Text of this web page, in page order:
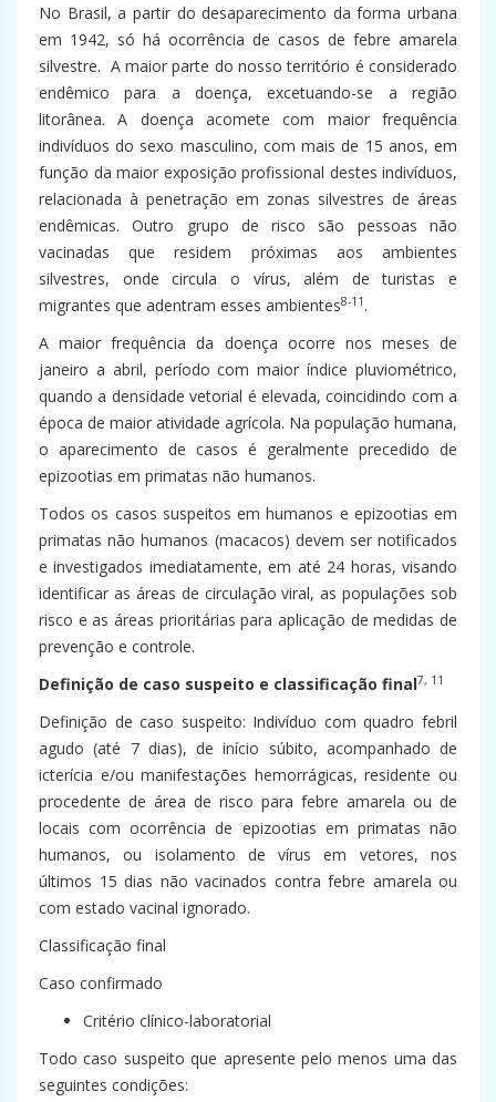
No Brasil, a partir do desaparecimento da forma urbana
em 1942, só há ocorrência de casos de febre amarela
silvestre. A maior parte do nosso território é considerado
endêmico para a doença, excetuando-se a região
litorânea. A doença acomete com maior frequência
indivíduos do sexo masculino, com mais de 15 anos, em
função da maior exposição profissional destes indivíduos,
relacionada à penetração em zonas silvestres de áreas
endêmicas. Outro grupo de risco são pessoas não
vacinadas que residem próximas aos ambientes
silvestres, onde circula o vírus, além de turistas e
migrantes que adentram esses ambientes8-11 .
A maior frequência da doença ocorre nos meses de
janeiro a abril, período com maior índice pluviométrico,
quando a densidade vetorial é elevada, coincidindo com a
época de maior atividade agrícola. Na população humana,
o aparecimento de casos é geralmente precedido de
epizootias em primatas não humanos.
Todos os casos suspeitos em humanos e epizootias em
primatas não humanos (macacos) devem ser notificados
e investigados imediatamente, em até 24 horas, visando
identificar as áreas de circulação viral, as populações sob
risco e as áreas prioritárias para aplicação de medidas de
prevenção e controle.
Definição de caso suspeito e classificação final7, 11
Definição de caso suspeito: Indivíduo com quadro febril
agudo (até 7 dias), de início súbito, acompanhado de
icterícia e/ou manifestações hemorrágicas, residente ou
procedente de área de risco para febre amarela ou de
locais com ocorrência de epizootias em primatas não
humanos, ou isolamento de vírus em vetores, nos
últimos 15 dias não vacinados contra febre amarela ou
com estado vacinal ignorado.
Classificação final
Caso confirmado
Critério clínico-laboratorial
Todo caso suspeito que apresente pelo menos uma das
seguintes condições: